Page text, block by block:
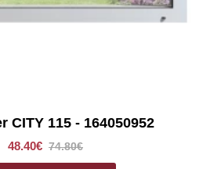
CITY 115 - 164050952
48.40€ 74.80€